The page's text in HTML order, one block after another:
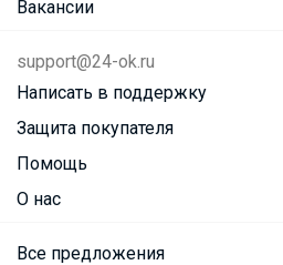
Вакансии
support@24-ok.ru
Написать в поддержку
Защита покупателя
Помощь
О нас
Все предложения